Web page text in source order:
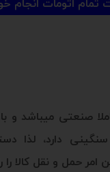
صنعتی میباشد
دارد، لذا
حمل و نقل کالا را